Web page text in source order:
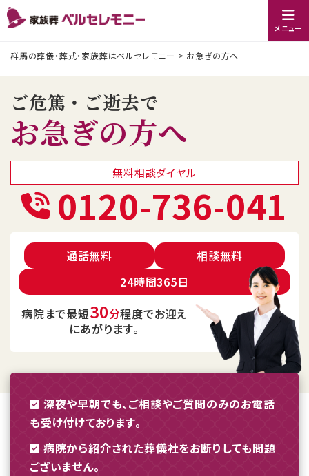
メニュー
群馬の葬儀・葬式・家族葬はベルセレモニー > お急ぎの方へ
ご危篤・ご逝去で
お急ぎの方へ
無料相談ダイヤル
0120-736-041
通話無料
相談無料
24時間365日
病院まで最短30分程度でお迎え
にあがります。
深夜や早朝でも、ご相談やご質問のみのお電話
も受け付けております。
病院から紹介された葬儀社をお断りしても問題
ございません。